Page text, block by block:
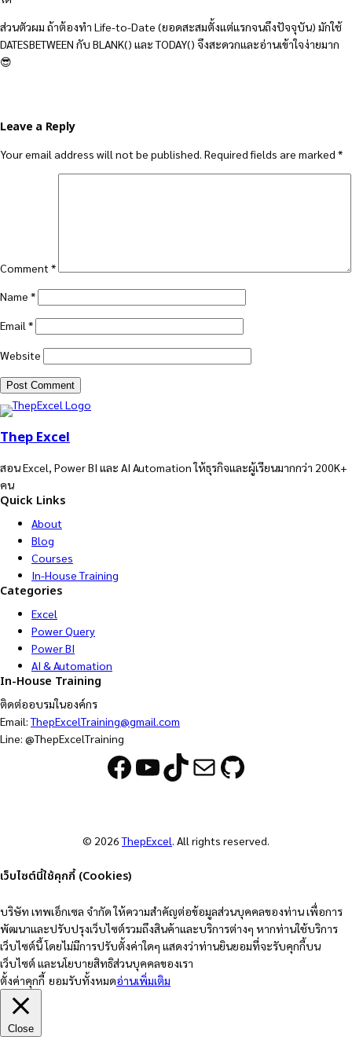
ส่วนตัวผม ถ้าต้องทำ Life-to-Date (ยอดสะสมตั้งแต่แรกจนถึงปัจจุบัน) มักใช้
DATESBETWEEN กับ BLANK() และ TODAY() จึงสะดวกและอ่านเข้าใจง่ายมาก
😎
Leave a Reply
Your email address will not be published. Required fields are marked *
Comment *
Name *
Email *
Website
Thep Excel
สอน Excel, Power BI และ AI Automation ให้ธุรกิจและผู้เรียนมากกว่า 200K+
คน
Quick Links
About
Blog
Courses
In-House Training
Categories
Excel
Power Query
Power BI
AI & Automation
In-House Training
ติดต่ออบรมในองค์กร
Email:ThepExcelTraining@gmail.com
Line: @ThepExcelTraining
Facebook YouTube TikTok Mail GitHub
© 2026ThepExcel. All rights reserved.
เว็บไซต์นี้ใช้คุกกี้ (Cookies)
บริษัท เทพเอ็กเซล จำกัด ให้ความสำคัญต่อข้อมูลส่วนบุคคลของท่าน เพื่อการ
พัฒนาและปรับปรุงเว็บไซต์รวมถึงสินค้าและบริการต่างๆ หากท่านใช้บริการ
เว็บไซต์นี้ โดยไม่มีการปรับตั้งค่าใดๆ แสดงว่าท่านยินยอมที่จะรับคุกกี้บน
เว็บไซต์ และนโยบายสิทธิส่วนบุคคลของเรา
ตั้งค่าคุกกี้ ยอมรับทั้งหมดอ่านเพิ่มเติม
Close